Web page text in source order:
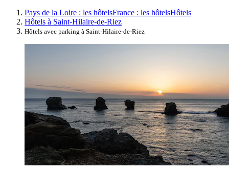
Pays de la Loire : les hôtelsFrance : les hôtelsHôtels
Hôtels à Saint-Hilaire-de-Riez
Hôtels avec parking à Saint-Hilaire-de-Riez